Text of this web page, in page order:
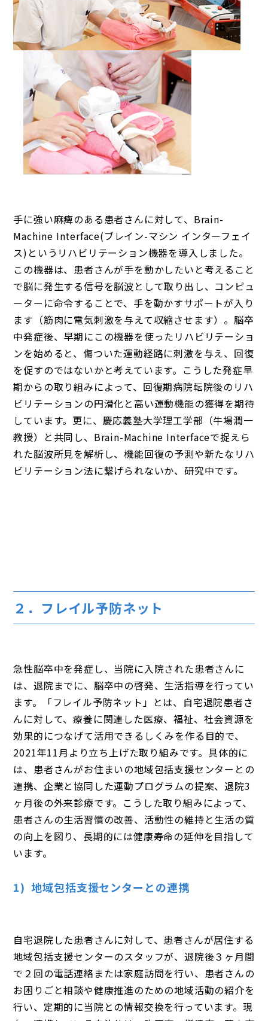
手に強い麻痺のある患者さんに対して、Brain-
Machine Interface(ブレイン-マシン インターフェイ
ス)というリハビリテーション機器を導入しました。
この機器は、患者さんが手を動かしたいと考えること
で脳に発生する信号を脳波として取り出し、コンピュ
ーターに命令することで、手を動かすサポートが入り
ます（筋肉に電気刺激を与えて収縮させます）。脳卒
中発症後、早期にこの機器を使ったリハビリテーショ
ンを始めると、傷ついた運動経路に刺激を与え、回復
を促すのではないかと考えています。こうした発症早
期からの取り組みによって、回復期病院転院後のリハ
ビリテーションの円滑化と高い運動機能の獲得を期待
しています。更に、慶応義塾大学理工学部（牛場潤一
教授）と共同し、Brain-Machine Interfaceで捉えら
れた脳波所見を解析し、機能回復の予測や新たなリハ
ビリテーション法に繋げられないか、研究中です。
２．フレイル予防ネット
急性脳卒中を発症し、当院に入院された患者さんに
は、退院までに、脳卒中の啓発、生活指導を行ってい
ます。「フレイル予防ネット」とは、自宅退院患者さ
んに対して、療養に関連した医療、福祉、社会資源を
効果的につなげて活用できるしくみを作る目的で、
2021年11月より立ち上げた取り組みです。具体的に
は、患者さんがお住まいの地域包括支援センターとの
連携、企業と協同した運動プログラムの提案、退院3
ヶ月後の外来診療です。こうした取り組みによって、
患者さんの生活習慣の改善、活動性の維持と生活の質
の向上を図り、長期的には健康寿命の延伸を目指して
います。
1) 地域包括支援センターとの連携
自宅退院した患者さんに対して、患者さんが居住する
地域包括支援センターのスタッフが、退院後３ヶ月間
で２回の電話連絡または家庭訪問を行い、患者さんの
お困りごと相談や健康推進のための地域活動の紹介を
行い、定期的に当院との情報交換を行っています。現